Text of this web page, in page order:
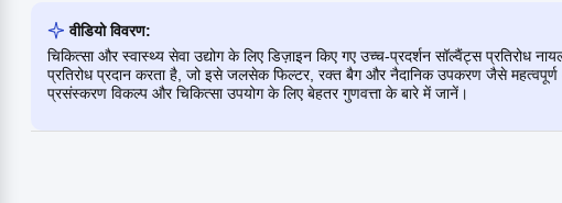
वीडियो विवरण:
चिकित्सा और स्वास्थ्य सेवा उद्योग के लिए डिज़ाइन किए गए उच्च-प्रदर्शन सॉल्वैंट्स प्रतिरोध
प्रतिरोध प्रदान करता है, जो इसे जलसेक फिल्टर, रक्त बैग और नैदानिक ​​​​उपकरण जैसे
प्रसंस्करण विकल्प और चिकित्सा उपयोग के लिए बेहतर गुणवत्ता के बारे में जानें।